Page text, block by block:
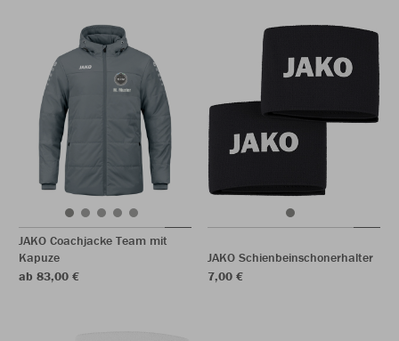
JAKO Coachjacke Team mit
Kapuze
ab 83,00 €
JAKO Schienbeinschonerhalter
7,00 €